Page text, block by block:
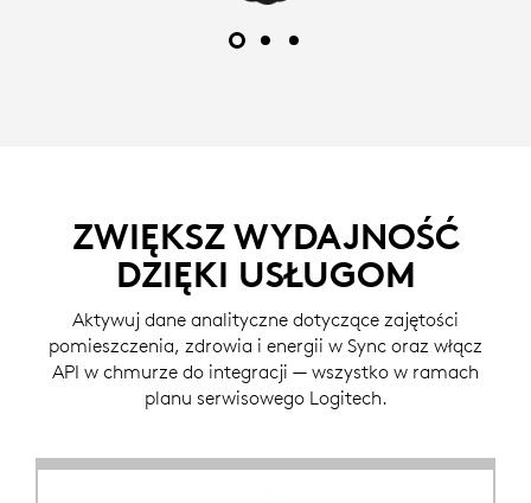
ZWIĘKSZ WYDAJNOŚĆ
DZIĘKI USŁUGOM
Aktywuj dane analityczne dotyczące zajętości
pomieszczenia, zdrowia i energii w Sync oraz włącz
API w chmurze do integracji — wszystko w ramach
planu serwisowego Logitech.